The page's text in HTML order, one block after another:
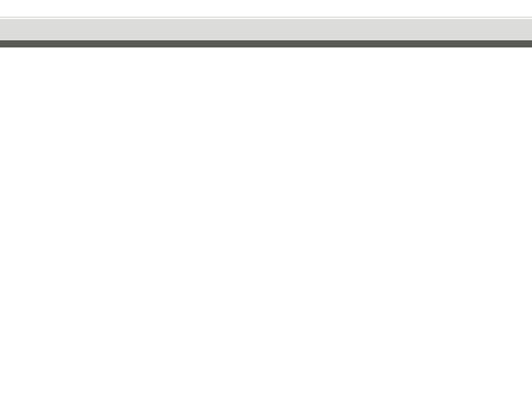
【SALE】【楽ギフ_包
装】【楽ギフ_のし】【楽